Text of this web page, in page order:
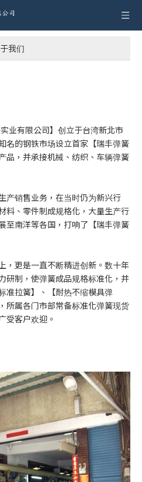
我们
业有限公司】创立于台湾新北市
名的钢铁市场设立首家【瑞丰弹簧
品，并承接机械、纺织、车辆弹簧
产销售业务，在当时仍为新兴行
料、零件制成规格化，大量生产行
至南洋等各国，打响了【瑞丰弹簧
，更是一直不断精进创新。数十年
研制，使弹簧成品规格标准化，并
准拉簧】、【耐热不缩模具弹
所属各门市部常备标准化弹簧现货
受客户欢迎。